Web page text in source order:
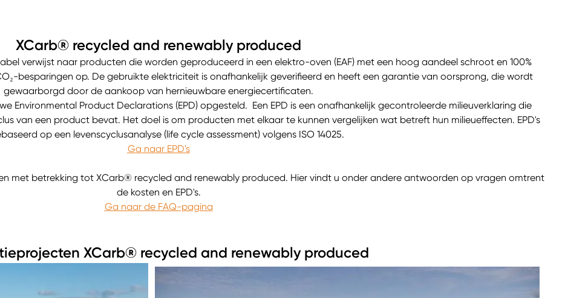
XCarb® recycled and renewably produced
verwijst naar producten die worden geproduceerd in een elektro-oven (EAF) met een hoog aandeel schroot en 100%
besparingen op. De gebruikte elektriciteit is onafhankelijk geverifieerd en heeft een garantie van oorsprong, die wordt
gewaarborgd door de aankoop van hernieuwbare energiecertificaten.
Environmental Product Declarations (EPD) opgesteld. Een EPD is een onafhankelijk gecontroleerde milieuverklaring die
van een product bevat. Het doel is om producten met elkaar te kunnen vergelijken wat betreft hun milieueffecten. EPD's
op een levenscyclusanalyse (life cycle assessment) volgens ISO 14025.
Ga naar EPD's
met betrekking tot XCarb® recycled and renewably produced. Hier vindt u onder andere antwoorden op vragen omtrent
de kosten en EPD's.
Ga naar de FAQ-pagina
XCarb® recycled and renewably produced